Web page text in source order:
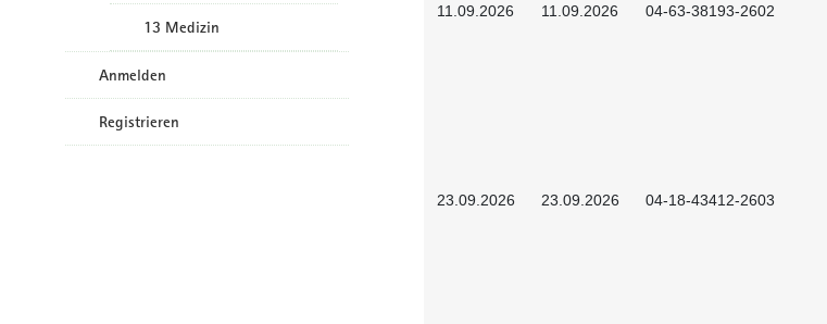
13 Medizin
Anmelden
Registrieren
11.09.2026 11.09.2026 04-63-38193-2602
23.09.2026 23.09.2026 04-18-43412-2603